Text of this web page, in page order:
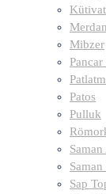
Mibzer
Patos
Pulluk
Sap